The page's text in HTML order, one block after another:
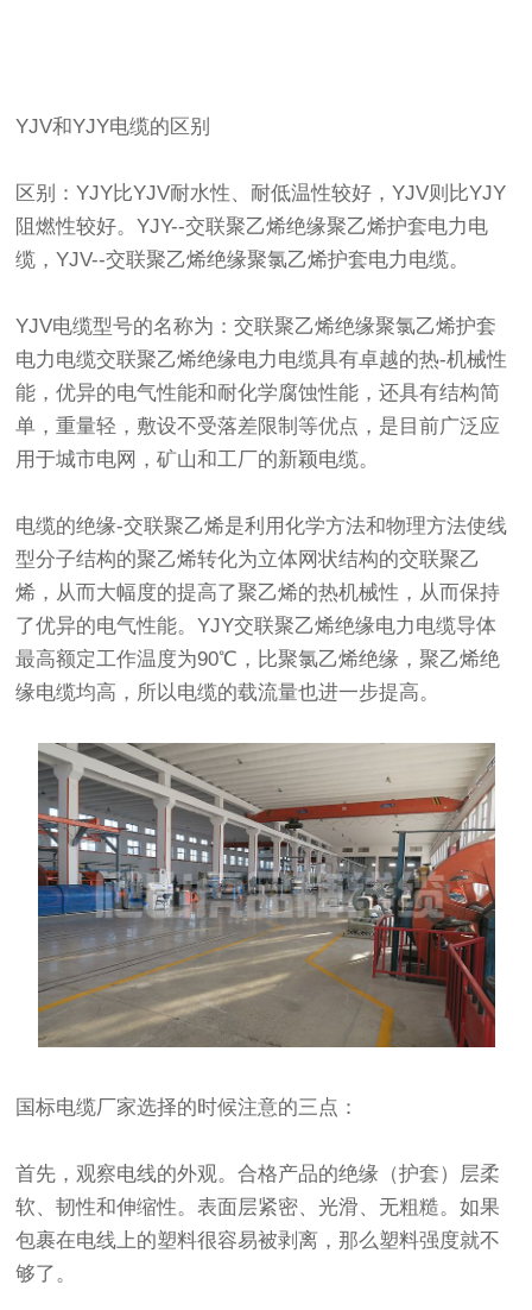
YJV和YJY电缆的区别
区别：YJY比YJV耐水性、耐低温性较好，YJV则比YJY
阻燃性较好。YJY--交联聚乙烯绝缘聚乙烯护套电力电
缆 ，YJV--交联聚乙烯绝缘聚氯乙烯护套电力电缆。
YJV电缆型号的名称为：交联聚乙烯绝缘聚氯乙烯护套
电力电缆交联聚乙烯绝缘电力电缆具有卓越的热-机械性
能，优异的电气性能和耐化学腐蚀性能，还具有结构简
单，重量轻，敷设不受落差限制等优点，是目前广泛应
用于城市电网，矿山和工厂的新颖电缆。
电缆的绝缘-交联聚乙烯是利用化学方法和物理方法使线
型分子结构的聚乙烯转化为立体网状结构的交联聚乙
烯，从而大幅度的提高了聚乙烯的热机械性，从而保持
了优异的电气性能。YJY交联聚乙烯绝缘电力电缆导体
最高额定工作温度为90℃，比聚氯乙烯绝缘，聚乙烯绝
缘电缆均高，所以电缆的载流量也进一步提高。
国标电缆厂家选择的时候注意的三点：
首先，观察电线的外观。合格产品的绝缘（护套）层柔
软、韧性和伸缩性。表面层紧密、光滑、无粗糙。如果
包裹在电线上的塑料很容易被剥离，那么塑料强度就不
够了。